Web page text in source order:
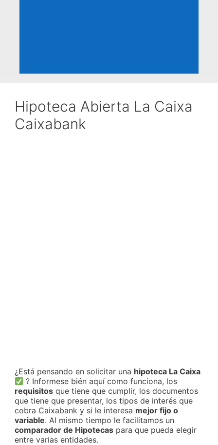
Hipoteca Abierta La Caixa
Caixabank
¿Está pensando en solicitar una hipoteca La Caixa
? Informese bién aquí como funciona, los
requisitos que tiene que cumplir, los documentos
que tiene que presentar, los tipos de interés que
cobra Caixabank y si le interesa mejor fijo o
variable. Al mismo tiempo le facilitamos un
comparador de Hipotecas para que pueda elegir
entre varias entidades.